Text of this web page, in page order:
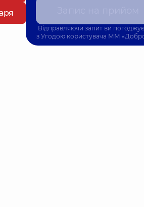
Відправляючи запит ви
з Угодою користувача ММ